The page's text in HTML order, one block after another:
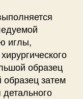
иглы,
образец
затем